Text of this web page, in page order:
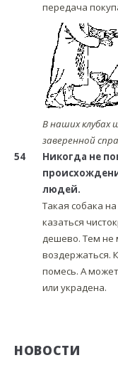
передача
В наших клубах
заверенной
54
Никогда не
людей.
Такая собака
казаться
дешево. Тем не
воздержаться.
помесь. А
или украдена.
НОВОСТИ